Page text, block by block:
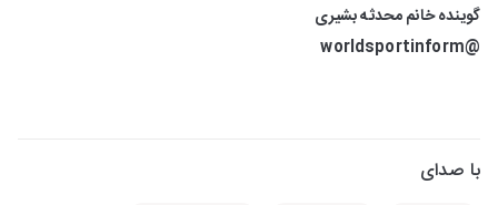
گوینده خانم محدثه بشیری
@worldsportinform
با صدای